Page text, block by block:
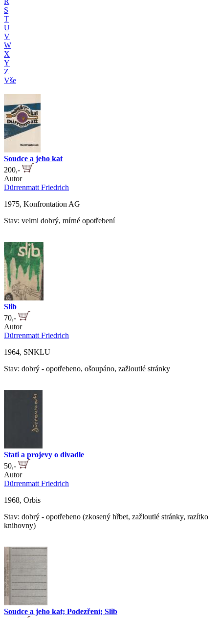
S
T
U
V
W
X
Y
Z
Vše
Soudce a jeho kat
200,-
Autor
Dürrenmatt Friedrich
1975, Konfrontation AG
Stav: velmi dobrý, mírné opotřebení
Slib
70,-
Autor
Dürrenmatt Friedrich
1964, SNKLU
Stav: dobrý - opotřebeno, ošoupáno, zažloutlé stránky
Stati a projevy o divadle
50,-
Autor
Dürrenmatt Friedrich
1968, Orbis
Stav: dobrý - opotřebeno (zkosený hřbet, zažloutlé stránky, razítko
knihovny)
Soudce a jeho kat; Podezření; Slib